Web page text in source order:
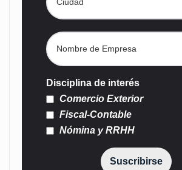
Disciplina de interés
Comercio Exterior
Fiscal-Contable
Nómina y RRHH
Suscribirse